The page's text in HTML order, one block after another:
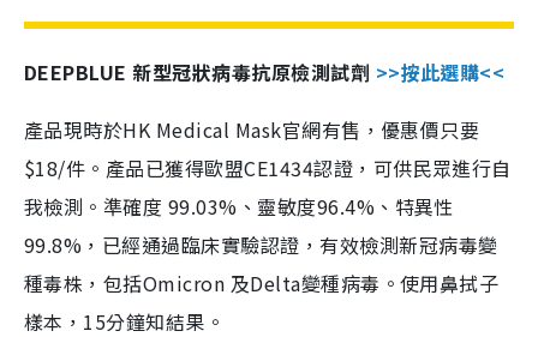
DEEPBLUE 新型冠狀病毒抗原檢測試劑 >>按此選購<<
產品現時於HK Medical Mask官網有售，優惠價只要
$18/件。產品已獲得歐盟CE1434認證，可供民眾進行自
我檢測。準確度 99.03%、靈敏度96.4%、特異性
99.8%，已經通過臨床實驗認證，有效檢測新冠病毒變
種毒株，包括Omicron 及Delta變種病毒。使用鼻拭子
樣本，15分鐘知結果。